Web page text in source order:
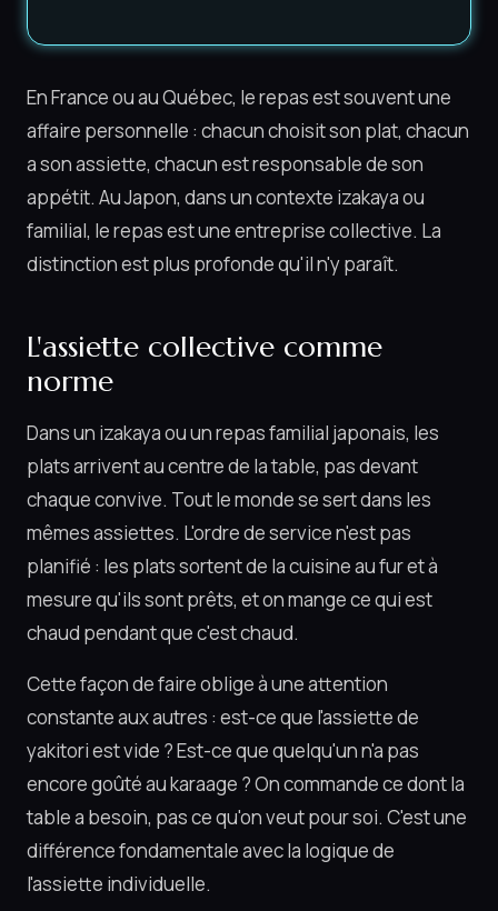
En France ou au Québec, le repas est souvent une
affaire personnelle : chacun choisit son plat, chacun
a son assiette, chacun est responsable de son
appétit. Au Japon, dans un contexte izakaya ou
familial, le repas est une entreprise collective. La
distinction est plus profonde qu'il n'y paraît.
L'assiette collective comme
norme
Dans un izakaya ou un repas familial japonais, les
plats arrivent au centre de la table, pas devant
chaque convive. Tout le monde se sert dans les
mêmes assiettes. L'ordre de service n'est pas
planifié : les plats sortent de la cuisine au fur et à
mesure qu'ils sont prêts, et on mange ce qui est
chaud pendant que c'est chaud.
Cette façon de faire oblige à une attention
constante aux autres : est-ce que l'assiette de
yakitori est vide ? Est-ce que quelqu'un n'a pas
encore goûté au karaage ? On commande ce dont la
table a besoin, pas ce qu'on veut pour soi. C'est une
différence fondamentale avec la logique de
l'assiette individuelle.